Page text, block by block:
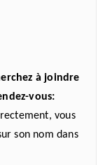
à joindre
vous:
vous
son nom dans